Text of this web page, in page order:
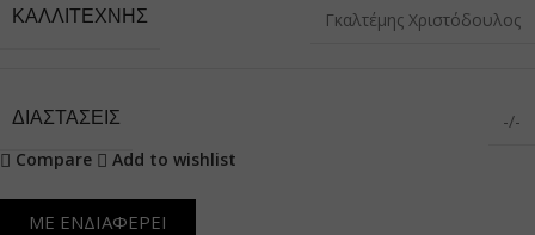
ΚΑΛΛΙΤΈΧΝΗΣ Γκαλτέμης Χριστόδουλος
ΔΙΑΣΤΆΣΕΙΣ
-/-
Compare
Add to wishlist
ΜΕ ΕΝΔΙΑΦΕΡΕΙ